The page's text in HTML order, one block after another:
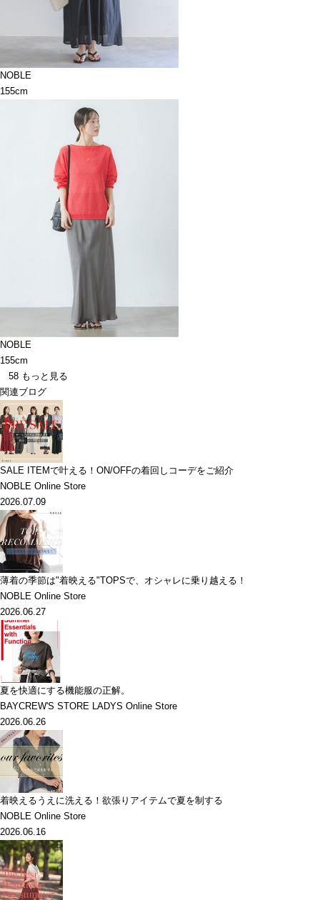
NOBLE
155cm
NOBLE
155cm
58 もっと見る
関連ブログ
SALE ITEMで叶える！ON/OFFの着回しコーデをご紹介
NOBLE Online Store
2026.07.09
薄着の季節は"着映える"TOPSで、オシャレに乗り越える！
NOBLE Online Store
2026.06.27
夏を快適にする機能服の正解。
BAYCREW'S STORE LADYS Online Store
2026.06.26
着映えるうえに洗える！欲張りアイテムで夏を制する
NOBLE Online Store
2026.06.16